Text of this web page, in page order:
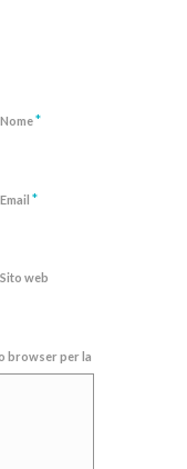
Nome*
Email *
Sito web
browser per la